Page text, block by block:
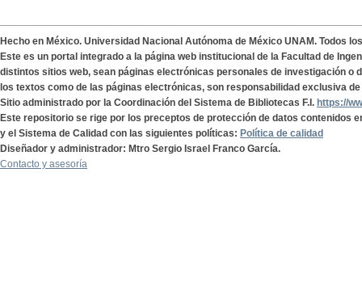
Hecho en México. Universidad Nacional Autónoma de México UNAM. Todos
Este es un portal integrado a la página web institucional de la Facultad de
distintos sitios web, sean páginas electrónicas personales de investigación o
los textos como de las páginas electrónicas, son responsabilidad exclusiva
Sitio administrado por la Coordinación del Sistema de Bibliotecas F.I. https://
Este repositorio se rige por los preceptos de protección de datos contenidos
y el Sistema de Calidad con las siguientes políticas: Política de calidad
Diseñador y administrador: Mtro Sergio Israel Franco García.
Contacto y asesoría